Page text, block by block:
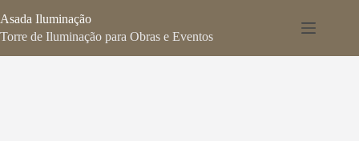
para
o
Asada Iluminação
Torre de Iluminação para Obras e Eventos